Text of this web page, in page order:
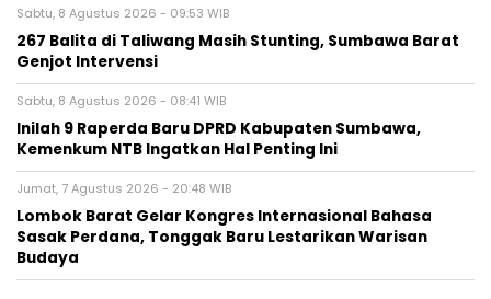
Sabtu, 8 Agustus 2026 - 09:53 WIB
267 Balita di Taliwang Masih Stunting, Sumbawa Barat
Genjot Intervensi
Sabtu, 8 Agustus 2026 - 08:41 WIB
Inilah 9 Raperda Baru DPRD Kabupaten Sumbawa,
Kemenkum NTB Ingatkan Hal Penting Ini
Jumat, 7 Agustus 2026 - 20:48 WIB
Lombok Barat Gelar Kongres Internasional Bahasa
Sasak Perdana, Tonggak Baru Lestarikan Warisan
Budaya